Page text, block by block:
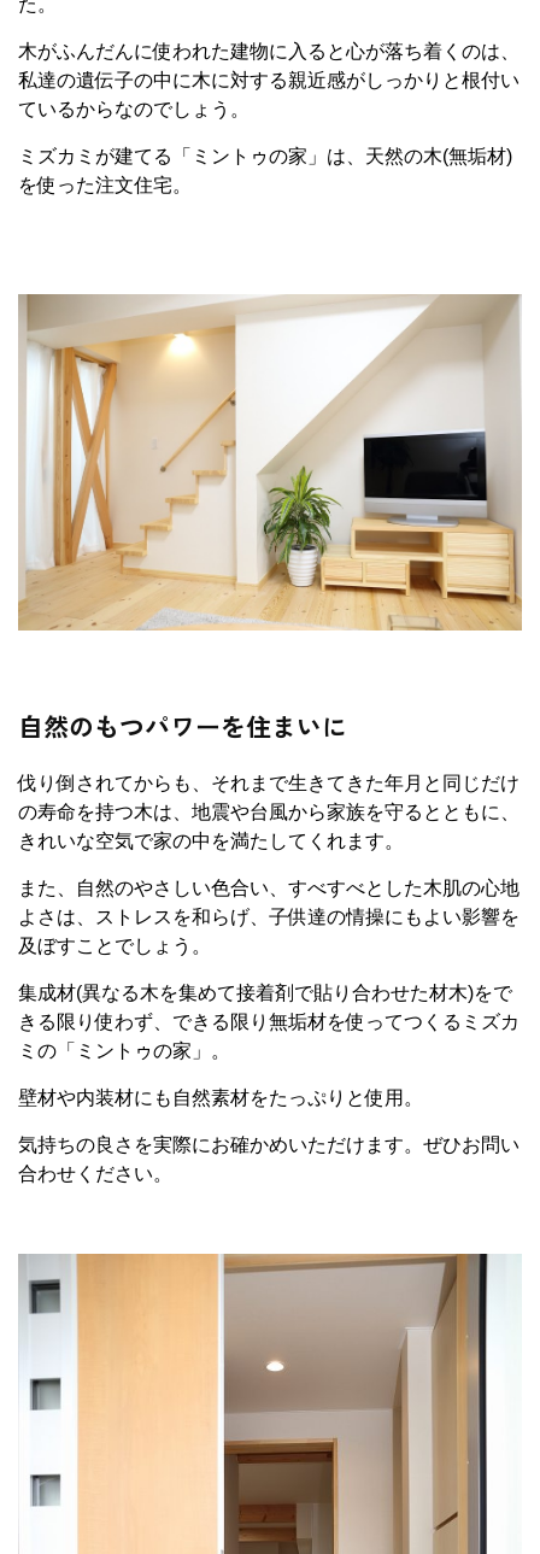
た。
木がふんだんに使われた建物に入ると心が落ち着くのは、
私達の遺伝子の中に木に対する親近感がしっかりと根付い
ているからなのでしょう。
ミズカミが建てる「ミントゥの家」は、天然の木(無垢材)
を使った注文住宅。
自然のもつパワーを住まいに
伐り倒されてからも、それまで生きてきた年月と同じだけ
の寿命を持つ木は、地震や台風から家族を守るとともに、
きれいな空気で家の中を満たしてくれます。
また、自然のやさしい色合い、すべすべとした木肌の心地
よさは、ストレスを和らげ、子供達の情操にもよい影響を
及ぼすことでしょう。
集成材(異なる木を集めて接着剤で貼り合わせた材木)をで
きる限り使わず、できる限り無垢材を使ってつくるミズカ
ミの「ミントゥの家」。
壁材や内装材にも自然素材をたっぷりと使用。
気持ちの良さを実際にお確かめいただけます。ぜひお問い
合わせください。